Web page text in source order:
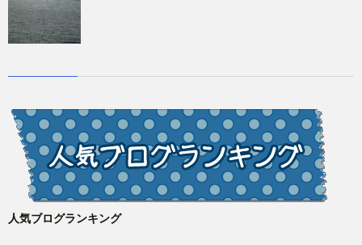
人気ブログランキング